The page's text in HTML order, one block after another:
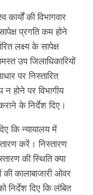
की विभागवार
प्रगति कम होने
लक्ष्य के सापेक्ष
उप जिलाधिकारियों
पर निस्तारित
होने पर विभागीय
के निर्देश दिए।
कि न्यायालय में
करें। निस्तारण
की स्थिति क्या
की कालाबाजारी ओवर
निर्देश दिए कि लंबित